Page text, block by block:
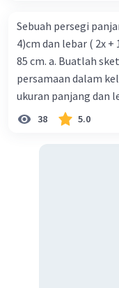
Sebuah persegi
4)cm dan lebar ( 2x
85 cm. a. Buatlah
persamaan dalam
ukuran panjang dan
38 5.0